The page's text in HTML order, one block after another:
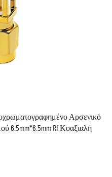
Αρσενικό
6.5mm*6.5mm Rf Κοαξιαλή